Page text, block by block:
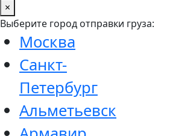
×
Выберите город отправки груза:
Москва
Санкт-
Петербург
Альметьевск